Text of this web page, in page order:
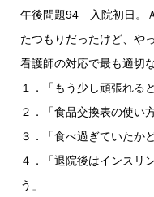
午後問題94 入院初日。
たつもりだったけど、や
看護師の対応で最も適切
１．「もう少し頑張れる
２．「食品交換表の使い
３．「食べ過ぎていたか
４．「退院後はインスリ
う」